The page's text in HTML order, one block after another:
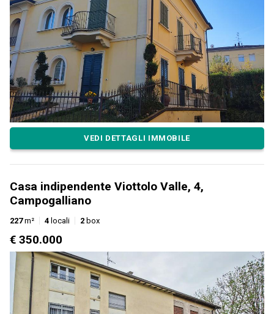
VEDI DETTAGLI IMMOBILE
Casa indipendente Viottolo Valle, 4,
Campogalliano
227m² 4 locali 2 box
€ 350.000